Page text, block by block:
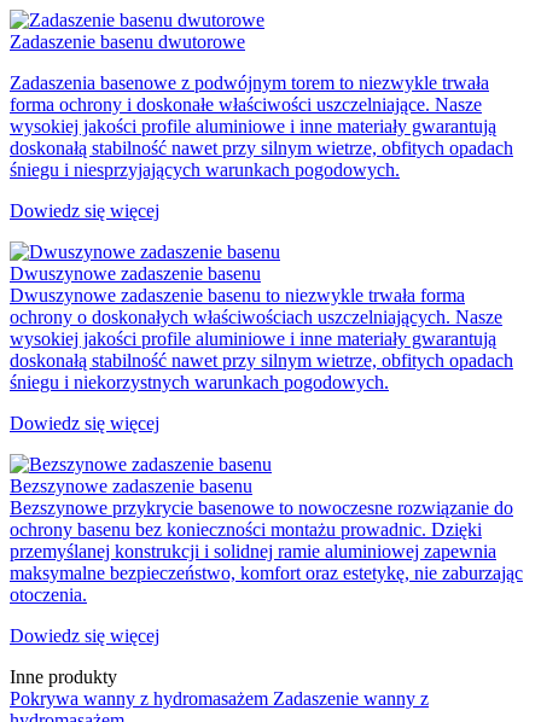
Zadaszenie basenu dwutorowe
Zadaszenia basenowe z podwójnym torem to niezwykle trwała
forma ochrony i doskonałe właściwości uszczelniające. Nasze
wysokiej jakości profile aluminiowe i inne materiały gwarantują
doskonałą stabilność nawet przy silnym wietrze, obfitych opadach
śniegu i niesprzyjających warunkach pogodowych.
Dowiedz się więcej
Dwuszynowe zadaszenie basenu
Dwuszynowe zadaszenie basenu to niezwykle trwała forma
ochrony o doskonałych właściwościach uszczelniających. Nasze
wysokiej jakości profile aluminiowe i inne materiały gwarantują
doskonałą stabilność nawet przy silnym wietrze, obfitych opadach
śniegu i niekorzystnych warunkach pogodowych.
Dowiedz się więcej
Bezszynowe zadaszenie basenu
Bezszynowe przykrycie basenowe to nowoczesne rozwiązanie do
ochrony basenu bez konieczności montażu prowadnic. Dzięki
przemyślanej konstrukcji i solidnej ramie aluminiowej zapewnia
maksymalne bezpieczeństwo, komfort oraz estetykę, nie zaburzając
otoczenia.
Dowiedz się więcej
Inne produkty
Pokrywa wanny z hydromasażem Zadaszenie wanny z